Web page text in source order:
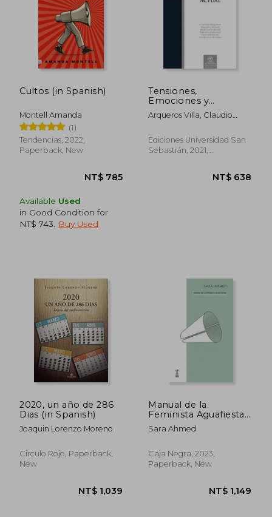
NT$ 1,096
NT$ 960
Cultos (in Spanish)
Montell Amanda
(1)
Tendencias, 2022,
Paperback, New
Available Used
in Good Condition for
NT$ 743
Buy Used
Tensiones,
Emociones y
Malestares en el Chile
Actual (in Spanish)
Arqueros Villa, Claudio
Mariana; Cubillos Sigall,
Marcela: Carrasco Daniela;
Abedrapo Jaime; Donoso
Ediciones Universidad San
Sebastián, 2021,
2020, un año de 286
Dias (in Spanish)
Joaquin Lorenzo Moreno
Circulo Rojo, Paperback,
New
Manual de la
Feminista Aguafiestas
(in Spanish)
Sara Ahmed
Caja Negra, 2023,
Paperback, New